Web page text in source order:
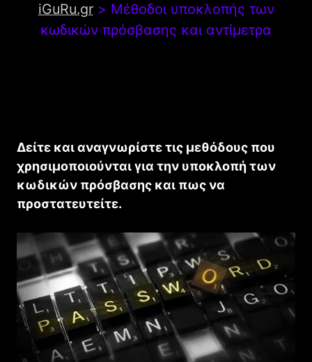
iGuRu.gr> Μέθοδοι υποκλοπής των
κωδικών πρόσβασης και αντίμετρα
Δείτε και αναγνωρίστε τις μεθόδους που
χρησιμοποιούνται για την υποκλοπή των
κωδικών πρόσβασης και πως να
προστατευτείτε.